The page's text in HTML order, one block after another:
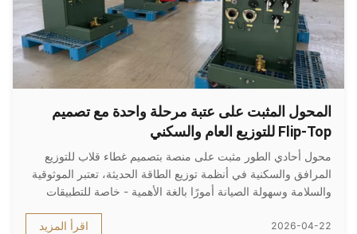
المحول المثبت على عتبة مرحلة واحدة مع تصميم
Flip-Top للتوزيع العام والسكني
محول أحادي الطور مثبت على منصة بتصميم غطاء قلاب للتوزيع
المرافق والسكنية في أنظمة توزيع الطاقة الحديثة، تعتبر الموثوقية
والسلامة وسهولة الصيانة أمورًا بالغة الأهمية - خاصة للتطبيقات
محولات عالية الأداء أحادية الطور مثبتة على منصة بتصميم غطاء
2026-04-22 اقرأ المزيد